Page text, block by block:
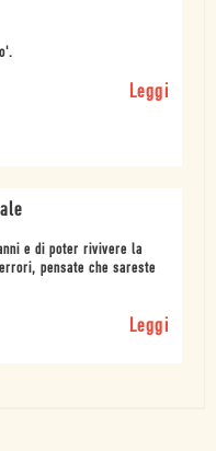
Leggi
e di poter rivivere la
pensate che sareste
Leggi